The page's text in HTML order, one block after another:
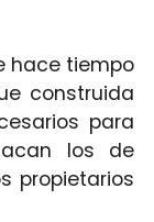
hace tiempo
construida
para
los de
propietarios